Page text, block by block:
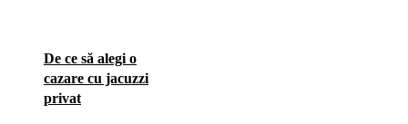
De ce să alegi o
cazare cu jacuzzi
privat